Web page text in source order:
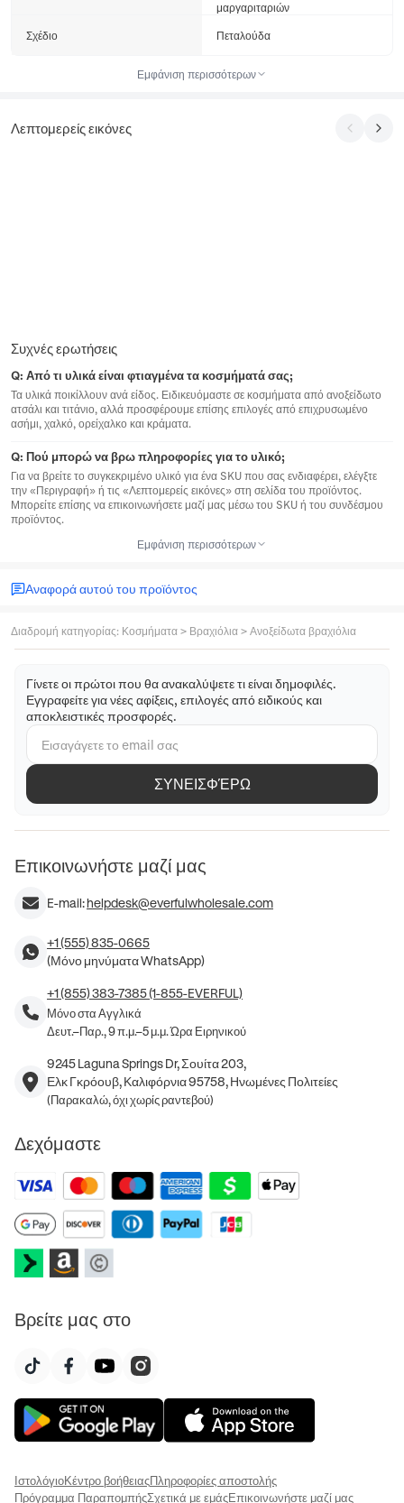
μαργαριταριών
Σχέδιο Πεταλούδα
Εμφάνιση περισσότερων
Λεπτομερείς εικόνες
Συχνές ερωτήσεις
Q: Από τι υλικά είναι φτιαγμένα τα κοσμήματά σας;
Τα υλικά ποικίλλουν ανά είδος. Ειδικευόμαστε σε κοσμήματα από ανοξείδωτο
ατσάλι και τιτάνιο, αλλά προσφέρουμε επίσης επιλογές από επιχρυσωμένο
ασήμι, χαλκό, ορείχαλκο και κράματα.
Q: Πού μπορώ να βρω πληροφορίες για το υλικό;
Για να βρείτε το συγκεκριμένο υλικό για ένα SKU που σας ενδιαφέρει, ελέγξτε
την «Περιγραφή» ή τις «Λεπτομερείς εικόνες» στη σελίδα του προϊόντος.
Μπορείτε επίσης να επικοινωνήσετε μαζί μας μέσω του SKU ή του συνδέσμου
προϊόντος.
Εμφάνιση περισσότερων
Αναφορά αυτού του προϊόντος
Διαδρομή κατηγορίας: Κοσμήματα > Βραχιόλια > Ανοξείδωτα βραχιόλια
Γίνετε οι πρώτοι που θα ανακαλύψετε τι είναι δημοφιλές.
Εγγραφείτε για νέες αφίξεις, επιλογές από ειδικούς και
αποκλειστικές προσφορές.
ΣΥΝΕΙΣΦΈΡΩ
Επικοινωνήστε μαζί μας
E-mail:helpdesk@everfulwholesale.com
+1 (555) 835-0665
(Μόνο μηνύματα WhatsApp)
+1 (855) 383-7385 (1-855-EVERFUL)
Μόνο στα Αγγλικά
Δευτ.–Παρ., 9 π.μ.–5 μ.μ. Ώρα Ειρηνικού
9245 Laguna Springs Dr, Σουίτα 203,
Ελκ Γκρόουβ, Καλιφόρνια 95758, Ηνωμένες Πολιτείες
(Παρακαλώ, όχι χωρίς ραντεβού)
Δεχόμαστε
Βρείτε μας στο
ΙστολόγιοΚέντρο βοήθειαςΠληροφορίες αποστολής
Πρόγραμμα ΠαραπομπήςΣχετικά με εμάςΕπικοινωνήστε μαζί μας